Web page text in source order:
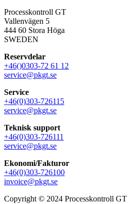
Processkontroll GT
Vallenvägen 5
444 60 Stora Höga
SWEDEN
Reservdelar
+46()0303-72 61 12
service@pkgt.se
Service
+46(0)303-726115
service@pkgt.se
Teknisk support
+46(0)303-726111
service@pkgt.se
Ekonomi/Fakturor
+46(0)303-726100
invoice@pkgt.se
Copyright © 2024 Processkontroll GT